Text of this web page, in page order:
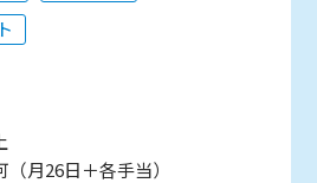
月26日＋各手当）